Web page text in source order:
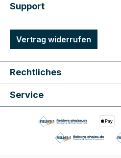
Support
Vertrag widerrufen
Rechtliches
Service